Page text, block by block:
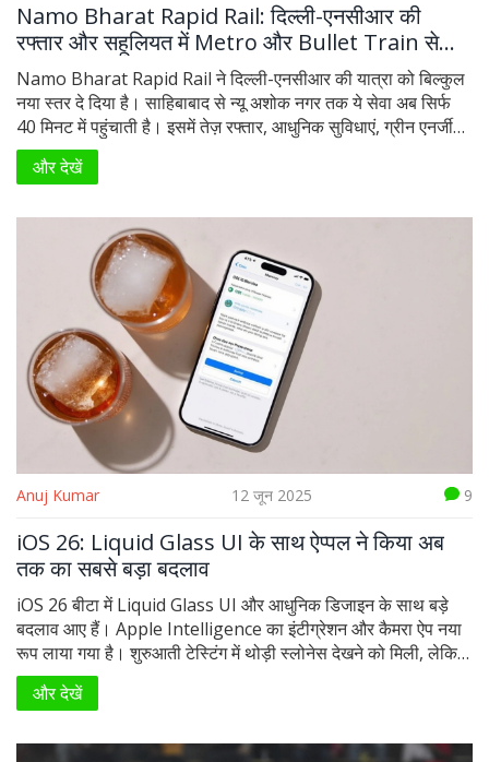
Namo Bharat Rapid Rail: दिल्ली-एनसीआर की
रफ्तार और सहूलियत में Metro और Bullet Train से
आगे
Namo Bharat Rapid Rail ने दिल्ली-एनसीआर की यात्रा को बिल्कुल
नया स्तर दे दिया है। साहिबाबाद से न्यू अशोक नगर तक ये सेवा अब सिर्फ
40 मिनट में पहुंचाती है। इसमें तेज़ रफ्तार, आधुनिक सुविधाएं, ग्रीन एनर्जी
इस्तेमाल और बेहतर कनेक्टिविटी शामिल है। Metro और Bullet Train
से कई मायनों में आगे साबित हो रही यह रेल।
और देखें
Anuj Kumar 12 जून 2025 9
iOS 26: Liquid Glass UI के साथ ऐप्पल ने किया अब
तक का सबसे बड़ा बदलाव
iOS 26 बीटा में Liquid Glass UI और आधुनिक डिजाइन के साथ बड़े
बदलाव आए हैं। Apple Intelligence का इंटीग्रेशन और कैमरा ऐप नया
रूप लाया गया है। शुरुआती टेस्टिंग में थोड़ी स्लोनेस देखने को मिली, लेकिन
यह अपडेट Apple की अब तक की सबसे बड़ा बदलाव है।
और देखें